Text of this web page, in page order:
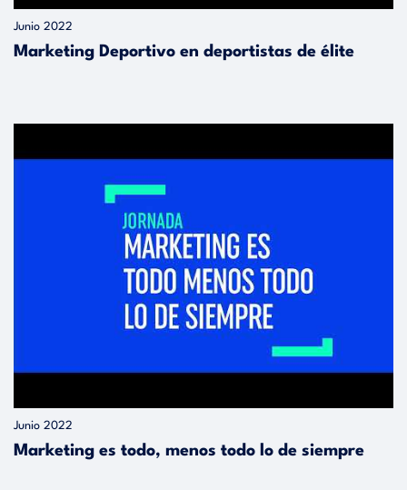
DJunio 2022
Marketing Deportivo en deportistas de élite
Junio 2022
Marketing es todo, menos todo lo de siempre